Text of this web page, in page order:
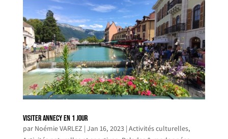
Visiter Annecy en 1 jour
par Noémie VARLEZ | Jan 16, 2023| Activités culturelles,